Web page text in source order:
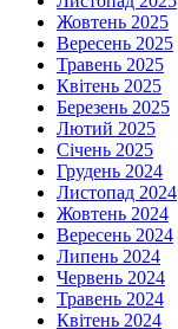
Жовтень 2025
Вересень 2025
Травень 2025
Квітень 2025
Березень 2025
Лютий 2025
Січень 2025
Грудень 2024
Листопад 2024
Жовтень 2024
Вересень 2024
Липень 2024
Червень 2024
Травень 2024
Квітень 2024